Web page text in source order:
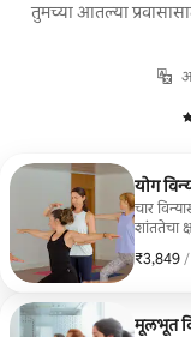
तुमच्या आतल्या
योग
चार
शांततेचा
पात्र
₹3,849 /
₹3,849
,
मूलभूत